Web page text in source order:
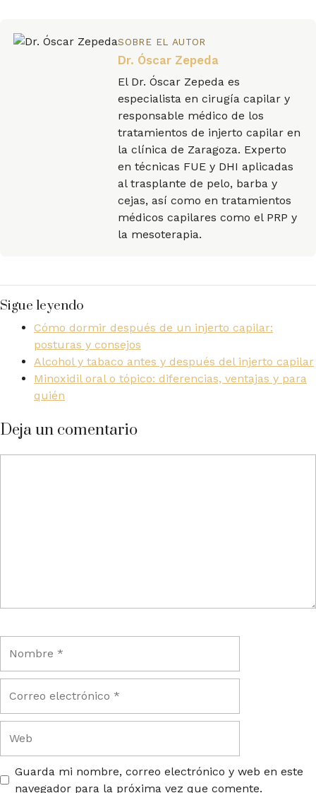
SOBRE EL AUTOR
Dr. Óscar Zepeda
El Dr. Óscar Zepeda es
especialista en cirugía capilar y
responsable médico de los
tratamientos de injerto capilar en
la clínica de Zaragoza. Experto
en técnicas FUE y DHI aplicadas
al trasplante de pelo, barba y
cejas, así como en tratamientos
médicos capilares como el PRP y
la mesoterapia.
Sigue leyendo
Cómo dormir después de un injerto capilar:
posturas y consejos
Alcohol y tabaco antes y después del injerto capilar
Minoxidil oral o tópico: diferencias, ventajas y para
quién
Deja un comentario
Guarda mi nombre, correo electrónico y web en este
navegador para la próxima vez que comente.